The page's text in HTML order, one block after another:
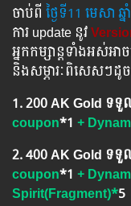
ចាប់ពី ​​ ថ្ងៃ​ទី11 មេសា​​​ ឆ្
ការ ​update ​នូវ ​
អ្នក​​កម្សាន្ដ​​ទាំង​​អស់​​អ
និង​​សម្ភារៈ​ពិសេស​ៗ​ដូ
1.​ 200 AK Gold ទ
coupon*1 +
2.​ 400 AK Gold ទ
coupon*1 +
Spirit(Fragment)*5